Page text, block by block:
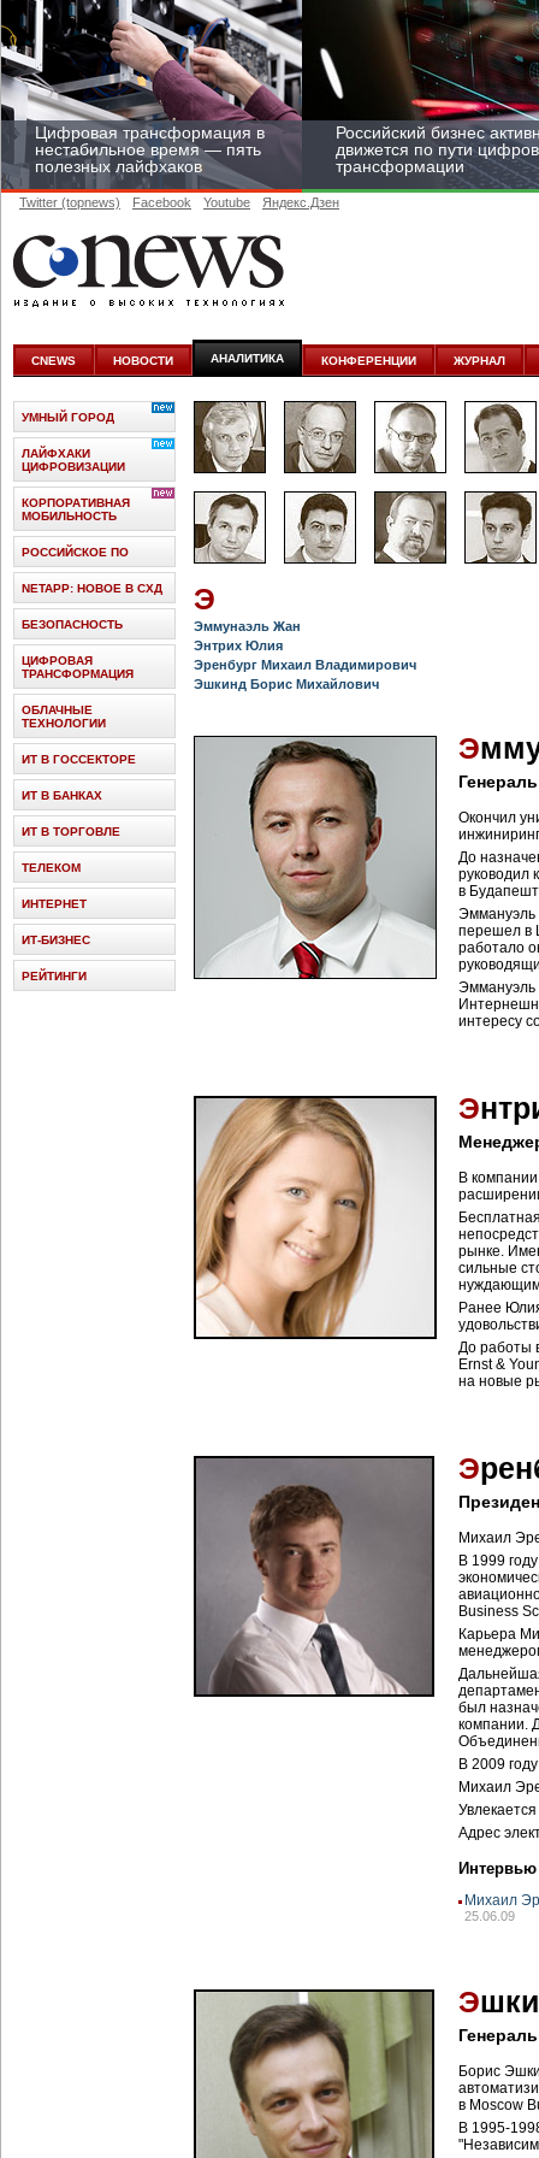
Цифровая трансформация в
нестабильное время — пять
полезных лайфхаков
Российский бизнес
движется по пути
трансформации
цифровизироваться со
скоростью крупных
корпораций
Twitter (topnews) Facebook Youtube Яндекс.Дзен
CNEWS НОВОСТИ АНАЛИТИКА КОНФЕРЕНЦИИ ЖУРНАЛ
Э
Эммунаэль Жан
Энтрих Юлия
Эренбург Михаил Владимирович
Эшкинд Борис Михайлович
Э
Окончил
До
руководил
в
Эммануэль
перешел в
работало
Эммануэль
интересу
Э
В
рынке.
сильные
Ранее
До работы
Ernst &
на новые
Э
Михаил
В 1999
Business
Карьера
был
компании.
В 2009
Михаил
Адрес
Интервью
Михаил
25.06.09
Э
Борис
в Moscow
В 1995-
УМНЫЙ ГОРОД
ЛАЙФХАКИ
ЦИФРОВИЗАЦИИ
КОРПОРАТИВНАЯ
МОБИЛЬНОСТЬ
РОССИЙСКОЕ ПО
NETAPP: НОВОЕ В СХД
БЕЗОПАСНОСТЬ
ЦИФРОВАЯ
ТРАНСФОРМАЦИЯ
ОБЛАЧНЫЕ
ТЕХНОЛОГИИ
ИТ В ГОССЕКТОРЕ
ИТ В БАНКАХ
ИТ В ТОРГОВЛЕ
ТЕЛЕКОМ
ИНТЕРНЕТ
ИТ-БИЗНЕС
РЕЙТИНГИ